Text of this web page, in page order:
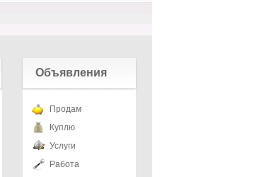
Объявления
Продам
Куплю
Услуги
Работа